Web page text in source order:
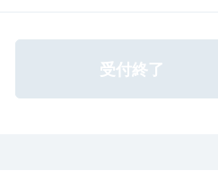
受付終了